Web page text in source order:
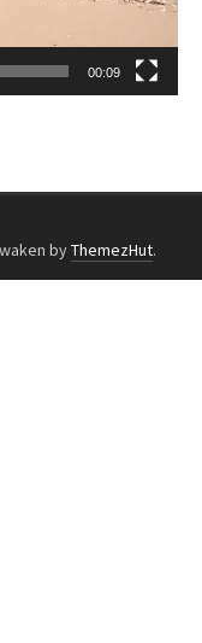
00:09
byThemezHut.